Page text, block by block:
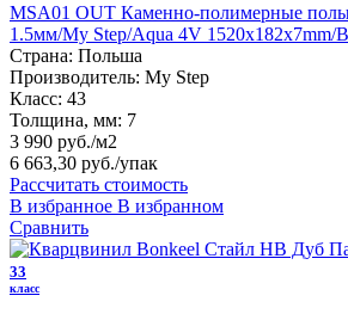
MSA01 OUT Каменно-полимерные
1.5мм/My Step/Aqua 4V 1520х182х7mm/
Страна: Польша
Производитель: My Step
Класс: 43
Толщина, мм: 7
3 990 руб./м2
6 663,30 руб./упак
Рассчитать стоимость
В избранное В избранном
Сравнить
33
класс